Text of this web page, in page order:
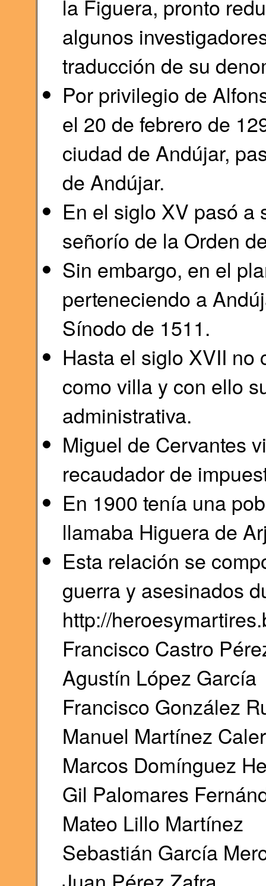
la Figuera, pronto
algunos
traducción de su
Por privilegio de
el 20 de febrero de
ciudad de Andújar,
de Andújar.
En el siglo XV pasó a
señorío de la Orden
Sin embargo, en el
perteneciendo a
Sínodo de 1511.
Hasta el siglo XVII
como villa y con ello
administrativa.
Miguel de Cervantes
recaudador de
En 1900 tenía una
llamaba Higuera de
Esta relación se
guerra y asesinados
http://
Francisco Castro
Agustín López García
Francisco González
Manuel Martínez
Marcos Domínguez
Gil Palomares
Mateo Lillo Martínez
Sebastián García